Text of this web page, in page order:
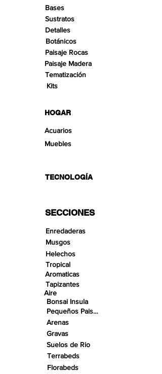
Bases
Sustratos
Detalles
Botánicos
Paisaje Rocas
Paisaje Madera
Tematización
Kits
HOGAR
Acuarios
Muebles
TECNOLOGÍA
SECCIONES
Enredaderas
Musgos
Helechos
Tropical
Aromaticas
Tapizantes
Aire
Bonsai Insula
Pequeños Paisajes
Arenas
Gravas
Suelos de Rio
Terrabeds
Florabeds